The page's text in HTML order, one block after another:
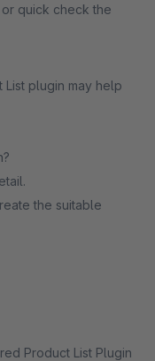
quick check the
plugin may help
the suitable
Product List Plugin